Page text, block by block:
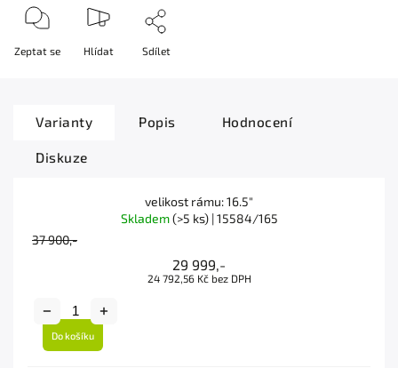
Zeptat se Hlídat Sdílet
Varianty Popis Hodnocení
Diskuze
velikost rámu: 16.5"
Skladem(>5 ks)| 15584/165
37 900,-
29 999,-
24 792,56 Kč bez DPH
Do košíku